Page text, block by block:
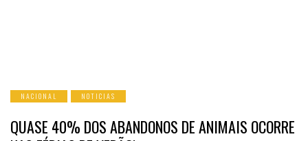
NACIONAL NOTICIAS
QUASE 40% DOS ABANDONOS DE ANIMAIS OCORRE